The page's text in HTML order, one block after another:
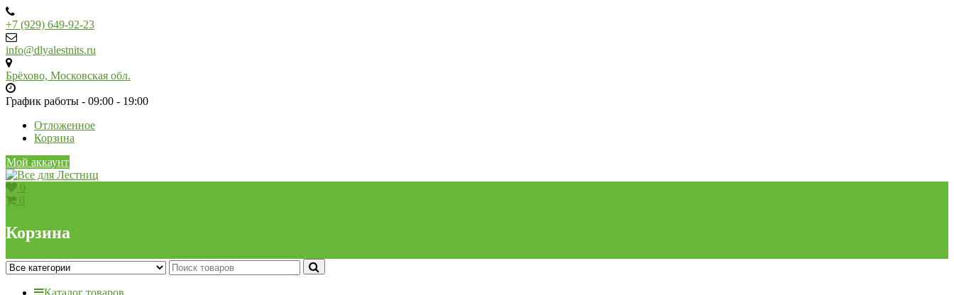
Skip
to
content
+7 (929) 649-92-23
info@dlyalestnits.ru
Брёхово, Московская обл.
График работы - 09:00 - 19:00
Отложенное
Корзина
Мой аккаунт
0
0
Корзина
Каталог товаров